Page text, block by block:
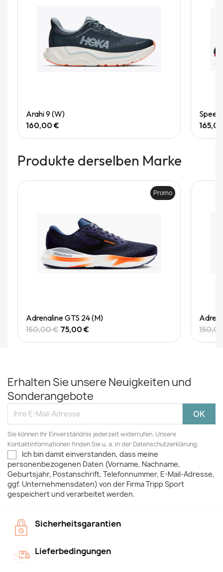
Arahi 9 (W)
160,00 €
Produkte derselben Marke
Quick View
Promo
Adrenaline GTS 24 (M)
150,00 € 75,00 €
Erhalten Sie unsere Neuigkeiten und
Sonderangebote
Sie können Ihr Einverständnis jederzeit widerrufen. Unsere
Kontaktinformationen finden Sie u. a. in der Datenschutzerklärung.
Ich bin damit einverstanden, dass meine
personenbezogenen Daten (Vorname, Nachname,
Geburtsjahr, Postanschrift, Telefonnummer, E-Mail-Adresse,
ggf. Unternehmensdaten) von der Firma Tripp Sport
gespeichert und verarbeitet werden.
Sicherheitsgarantien
Lieferbedingungen